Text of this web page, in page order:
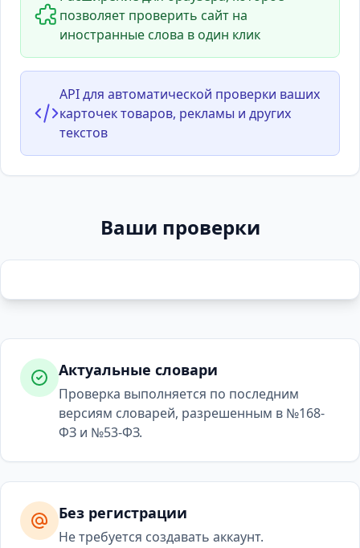
позволяет проверить сайт на
иностранные слова в один клик
API для автоматической проверки ваших
карточек товаров, рекламы и других
текстов
Ваши проверки
Актуальные словари
Проверка выполняется по последним
версиям словарей, разрешенным в №168-
ФЗ и №53-ФЗ.
Без регистрации
Не требуется создавать аккаунт.